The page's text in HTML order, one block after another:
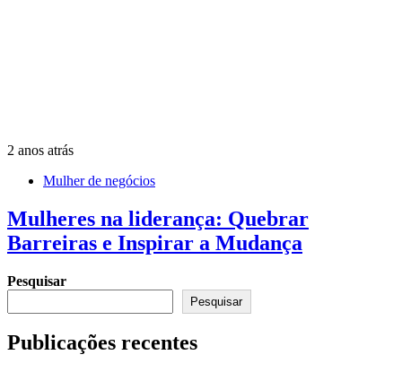
2 anos atrás
Mulher de negócios
Mulheres na liderança: Quebrar
Barreiras e Inspirar a Mudança
Pesquisar
Pesquisar
Publicações recentes